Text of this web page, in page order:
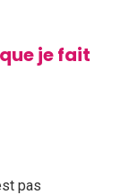
je fait
pas